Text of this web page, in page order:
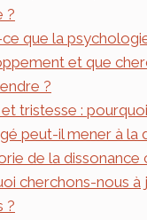
?
ce que la
et que
?
tristesse :
peut-il mener à la
de la dissonance
cherchons-nous à
?